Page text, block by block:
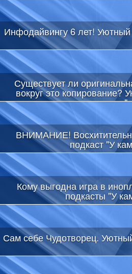
Инфодайвингу 6 лет! Уютный
Существует ли
вокруг это копирование?
камина"
ВНИМАНИЕ!
подкаст "У
Кому выгодна игра в
подкасты "У
Сам себе Чудотворец.